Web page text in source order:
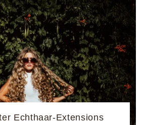
Echthaar-Extensions